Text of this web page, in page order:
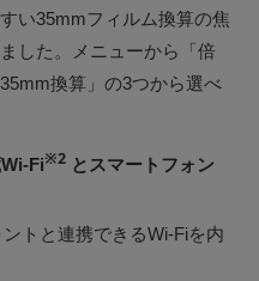
い35mmフィルム換算の焦
した。メニューから「倍
換算」の3つから選べ
Fi※2 とスマートフォン
トと連携できるWi-Fiを内